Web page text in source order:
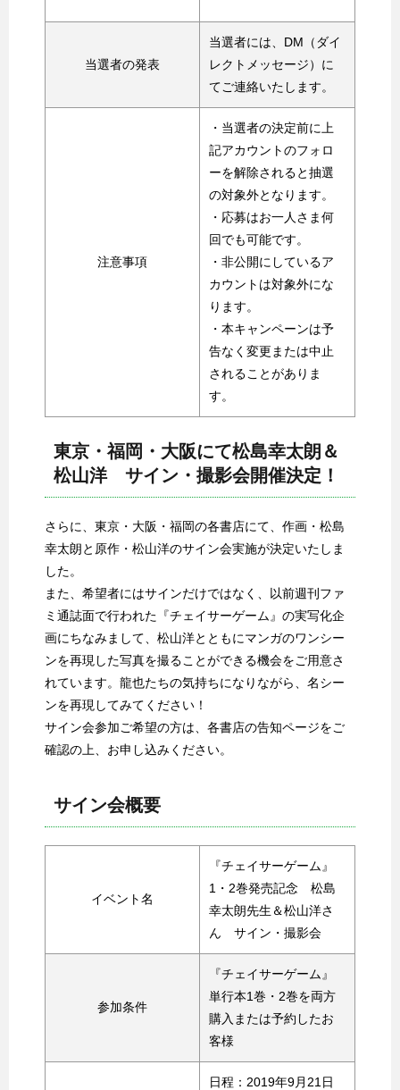
当選者の発表
当選者には、DM（ダイ
レクトメッセージ）に
てご連絡いたします。
注意事項
・当選者の決定前に上
記アカウントのフォロ
ーを解除されると抽選
の対象外となります。
・応募はお一人さま何
回でも可能です。
・非公開にしているア
カウントは対象外にな
ります。
・本キャンペーンは予
告なく変更または中止
されることがありま
す。
東京・福岡・大阪にて松島幸太朗＆
松山洋 サイン・撮影会開催決定！
さらに、東京・大阪・福岡の各書店にて、作画・松島
幸太朗と原作・松山洋のサイン会実施が決定いたしま
した。
また、希望者にはサインだけではなく、以前週刊ファ
ミ通誌面で行われた『チェイサーゲーム』の実写化企
画にちなみまして、松山洋とともにマンガのワンシー
ンを再現した写真を撮ることができる機会をご用意さ
れています。龍也たちの気持ちになりながら、名シー
ンを再現してみてください！
サイン会参加ご希望の方は、各書店の告知ページをご
確認の上、お申し込みください。
サイン会概要
イベント名
『チェイサーゲーム』
1・2巻発売記念 松島
幸太朗先生＆松山洋さ
ん サイン・撮影会
参加条件
『チェイサーゲーム』
単行本1巻・2巻を両方
購入または予約したお
客様
日程：2019年9月21日